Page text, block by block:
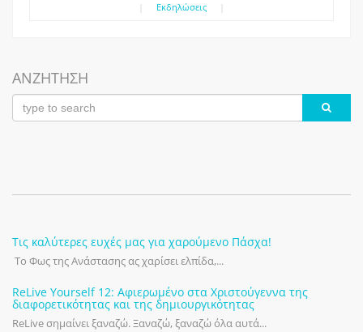
Εκδηλώσεις
ΑΝΖΗΤΗΣΗ
Τις καλύτερες ευχές μας για χαρούμενο Πάσχα!
Το Φως της Ανάστασης ας χαρίσει ελπίδα,...
ReLive Yourself 12: Αφιερωμένο στα Χριστούγεννα της
διαφορετικότητας και της δημιουργικότητας
ReLive σημαίνει ξαναζώ. Ξαναζώ, ξαναζώ όλα αυτά...